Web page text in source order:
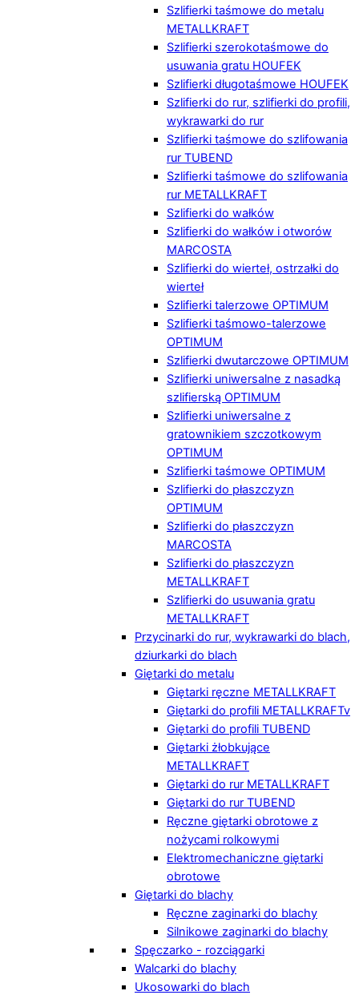
Szlifierki taśmowe do metalu
METALLKRAFT
Szlifierki szerokotaśmowe do
usuwania gratu HOUFEK
Szlifierki długotaśmowe HOUFEK
Szlifierki do rur, szlifierki do profili,
wykrawarki do rur
Szlifierki taśmowe do szlifowania
rur TUBEND
Szlifierki taśmowe do szlifowania
rur METALLKRAFT
Szlifierki do wałków
Szlifierki do wałków i otworów
MARCOSTA
Szlifierki do wierteł, ostrzałki do
wierteł
Szlifierki talerzowe OPTIMUM
Szlifierki taśmowo-talerzowe
OPTIMUM
Szlifierki dwutarczowe OPTIMUM
Szlifierki uniwersalne z nasadką
szlifierską OPTIMUM
Szlifierki uniwersalne z
gratownikiem szczotkowym
OPTIMUM
Szlifierki taśmowe OPTIMUM
Szlifierki do płaszczyzn
OPTIMUM
Szlifierki do płaszczyzn
MARCOSTA
Szlifierki do płaszczyzn
METALLKRAFT
Szlifierki do usuwania gratu
METALLKRAFT
Przycinarki do rur, wykrawarki do blach,
dziurkarki do blach
Giętarki do metalu
Giętarki ręczne METALLKRAFT
Giętarki do profili METALLKRAFTv
Giętarki do profili TUBEND
Giętarki żłobkujące
METALLKRAFT
Giętarki do rur METALLKRAFT
Giętarki do rur TUBEND
Ręczne giętarki obrotowe z
nożycami rolkowymi
Elektromechaniczne giętarki
obrotowe
Giętarki do blachy
Ręczne zaginarki do blachy
Silnikowe zaginarki do blachy
Spęczarko - rozciągarki
Walcarki do blachy
Ukosowarki do blach